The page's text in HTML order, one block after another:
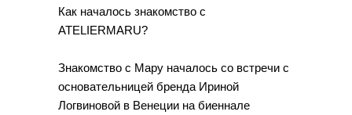
Как началось знакомство с
ATELIERMARU?
Знакомство с Мару началось со встречи с
основательницей бренда Ириной
Логвиновой в Венеции на биеннале